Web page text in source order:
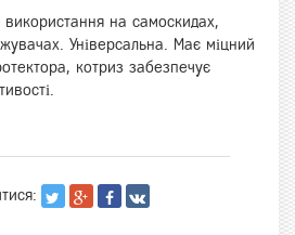
на самоскидах,
Універсальна. Має міцний
котриз забезпечує